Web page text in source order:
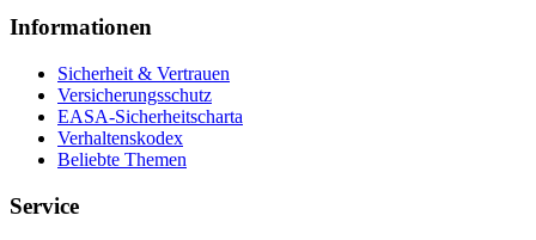
Informationen
Sicherheit & Vertrauen
Versicherungsschutz
EASA-Sicherheitscharta
Verhaltenskodex
Beliebte Themen
Service